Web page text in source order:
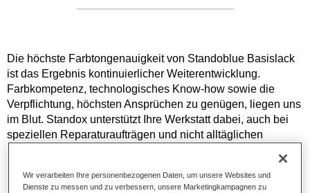
Die höchste Farbtongenauigkeit von Standoblue Basislack
ist das Ergebnis kontinuierlicher Weiterentwicklung.
Farbkompetenz, technologisches Know-how sowie die
Verpflichtung, höchsten Ansprüchen zu genügen, liegen uns
im Blut. Standox unterstützt Ihre Werkstatt dabei, auch bei
speziellen Reparaturaufträgen und nicht alltäglichen
Produktmerkmale
Wir verarbeiten Ihre personenbezogenen Daten, um unsere Websites und
Dienste zu messen und zu verbessern, unsere Marketingkampagnen zu